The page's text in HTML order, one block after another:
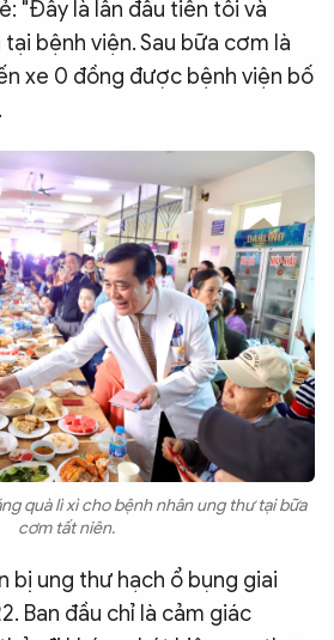
"Đây là lần đầu tiên tôi và
bệnh viện. Sau bữa cơm là
xe 0 đồng được bệnh viện bố
quà lì xì cho bệnh nhân ung thư tại bữa
cơm tất niên.
bị ung thư hạch ổ bụng giai
Ban đầu chỉ là cảm giác